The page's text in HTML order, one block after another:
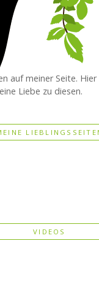
auf meiner Seite.
Liebe zu diesen.
VIDEOS